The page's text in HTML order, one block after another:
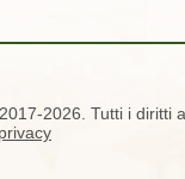
, 2017-2026. Tutti i